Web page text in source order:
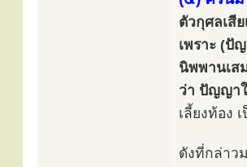
ตัวกุศลเสี
เพราะ (ปั
นิพพานเส
ว่า ปัญญา
เลี้ยงท้อง
ดังที่กล่าว